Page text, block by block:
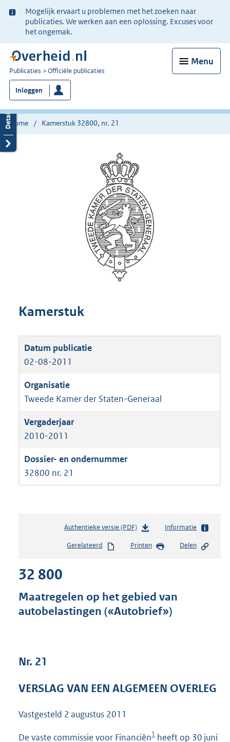
Ter
informatie:
Mogelijk ervaart u problemen met het zoeken naar
publicaties. We werken aan een oplossing. Excuses voor
het ongemak.
Menu
U
bent
nu
hier:
Publicaties Officiële publicaties
Inloggen
Home Kamerstuk 32800, nr. 21
Kamerstuk
02-08-2011
Tweede Kamer der Staten-Generaal
2010-2011
32800 nr. 21
Authentieke versie (PDF)b
s
s
g
:
K
Informatie
Gerelateerd Printen Delen
32 800
Maatregelen op het gebied van
autobelastingen («Autobrief»)
Nr. 21
VERSLAG VAN EEN ALGEMEEN OVERLEG
Vastgesteld 2 augustus 2011
De vaste commissie voor Financiën1 heeft op 30 juni